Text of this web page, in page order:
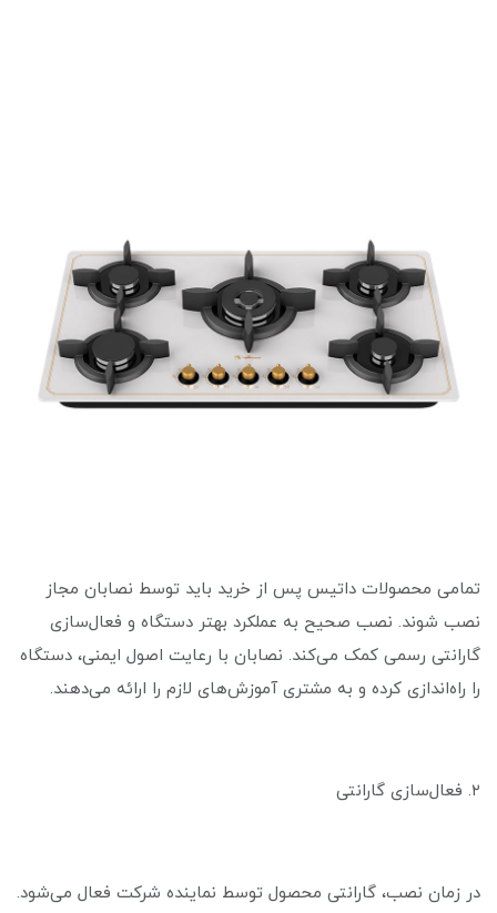
تمامی محصولات داتیس پس از خرید باید توسط نصابان مجاز
نصب شوند. نصب صحیح به عملکرد بهتر دستگاه و فعال‌سازی
گارانتی رسمی کمک می‌کند. نصابان با رعایت اصول ایمنی، دستگاه
را راه‌اندازی کرده و به مشتری آموزش‌های لازم را ارائه می‌دهند.
۲. فعال‌سازی گارانتی
در زمان نصب، گارانتی محصول توسط نماینده شرکت فعال می‌شود.